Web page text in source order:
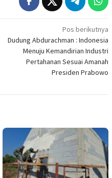
Pos berikutnya
Dudung Abdurachman : Indonesia
Menuju Kemandirian Industri
Pertahanan Sesuai Amanah
Presiden Prabowo